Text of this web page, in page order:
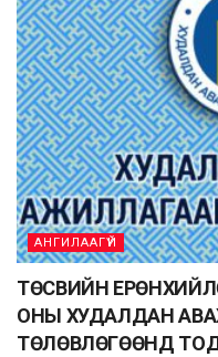
АНГИЛААГҮЙ
ТӨСВИЙН
ОНЫ ХУДАЛДАН
ТӨЛӨВЛӨГӨӨНД